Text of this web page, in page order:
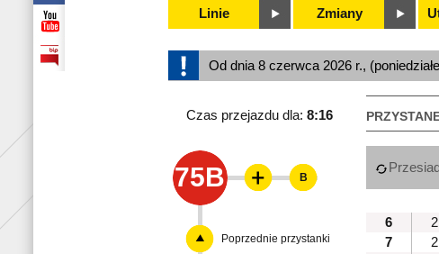
Linie Zmiany
Od dnia 8 czerwca 2026 r.,
Czas przejazdu dla: 8:16
75B
6
7
B
Poprzednie przystanki